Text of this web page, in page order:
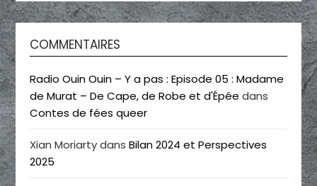
COMMENTAIRES
Radio Ouin Ouin – Y a pas : Episode 05 : Madame
de Murat – De Cape, de Robe et d'Épée dans
Contes de fées queer
Xian MoriartydansBilan 2024 et Perspectives
2025